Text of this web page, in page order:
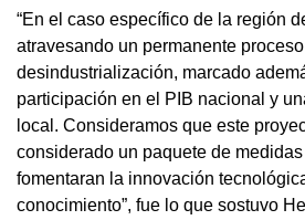
“En el caso específico de la región
atravesando un permanente
desindustrialización, marcado
participación en el PIB nacional y
local. Consideramos que este
considerado un paquete de
fomentaran la innovación
conocimiento”, fue lo que sostuvo